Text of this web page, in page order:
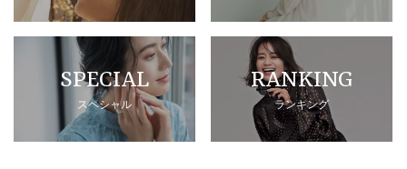
SPECIAL
スペシャル
RANKING
ランキング